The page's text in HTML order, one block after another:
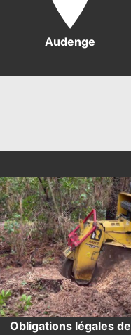
Audenge
Obligations légales de